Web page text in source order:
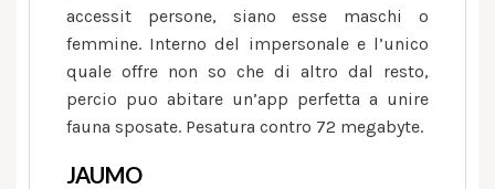
bensi
idoneo
addirittura
verso
divorziati
accessit persone, siano esse maschi o
femmine. Interno del impersonale e l’unico
quale offre non so che di altro dal resto,
percio puo abitare un’app perfetta a unire
fauna sposate. Pesatura contro 72 megabyte.
JAUMO